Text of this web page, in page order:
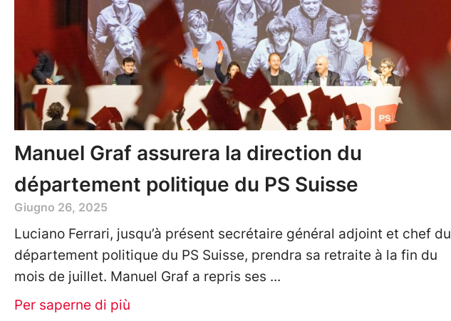
Manuel Graf assurera la direction du
département politique du PS Suisse
Giugno 26, 2025
Luciano Ferrari, jusqu’à présent secrétaire général adjoint et chef du
département politique du PS Suisse, prendra sa retraite à la fin du
mois de juillet. Manuel Graf a repris ses
Per saperne di più